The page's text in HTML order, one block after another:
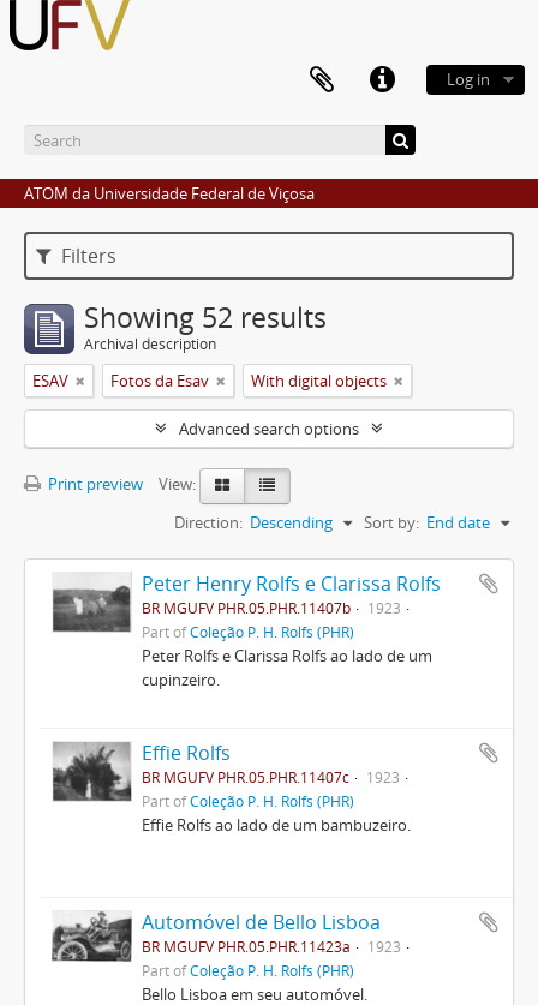
Log in
ATOM da Universidade Federal de Viçosa
Filters
Showing 52 results
Archival description
ESAV Fotos da Esav With digital objects
Advanced search options
Print preview
View:
Sort by: End date
Direction: Descending
Peter Henry Rolfs e Clarissa Rolfs
BR MGUFV PHR.05.PHR.11407b
1923
Part ofColeção P. H. Rolfs (PHR)
Peter Rolfs e Clarissa Rolfs ao lado de um
cupinzeiro.
Effie Rolfs
BR MGUFV PHR.05.PHR.11407c
1923
Part ofColeção P. H. Rolfs (PHR)
Effie Rolfs ao lado de um bambuzeiro.
Automóvel de Bello Lisboa
BR MGUFV PHR.05.PHR.11423a
1923
Part ofColeção P. H. Rolfs (PHR)
Bello Lisboa em seu automóvel.